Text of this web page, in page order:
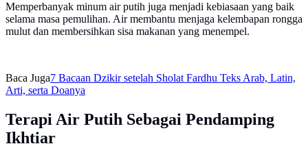
Memperbanyak minum air putih juga menjadi kebiasaan yang baik
selama masa pemulihan. Air membantu menjaga kelembapan rongga
mulut dan membersihkan sisa makanan yang menempel.
Baca Juga7 Bacaan Dzikir setelah Sholat Fardhu Teks Arab, Latin,
Arti, serta Doanya
Terapi Air Putih Sebagai Pendamping
Ikhtiar